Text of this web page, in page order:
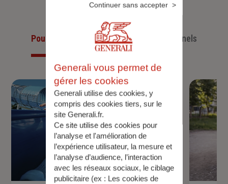
Pour les particuliersPour les professionnels
Generali vous permet de
gérer les cookies
Generali utilise des cookies, y
compris des cookies tiers, sur le
site Generali.fr.
Ce site utilise des cookies pour
l’analyse et l'amélioration de
l’expérience utilisateur, la mesure et
l’analyse d’audience, l’interaction
avec les réseaux sociaux, le ciblage
publicitaire (ex : Les cookies de
Continuer sans accepter